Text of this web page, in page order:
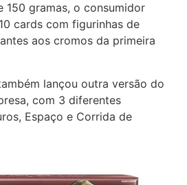
gramas, o consumidor
cards com figurinhas de
aos cromos da primeira
lançou outra versão do
com 3 diferentes
Espaço e Corrida de